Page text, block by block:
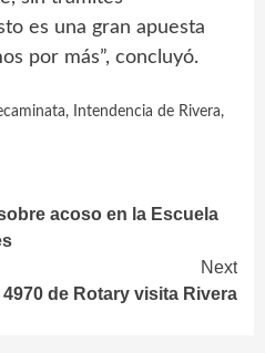
es una gran apuesta
por más”, concluyó.
, Intendencia de Rivera,
acoso en la Escuela
Next
de Rotary visita Rivera